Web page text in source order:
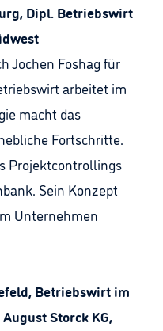
Dipl. Betriebswirt
Jochen Foshag für
arbeitet im
macht das
Fortschritte.
Projektcontrollings
Sein Konzept
Unternehmen
Betriebswirt im
Storck KG,